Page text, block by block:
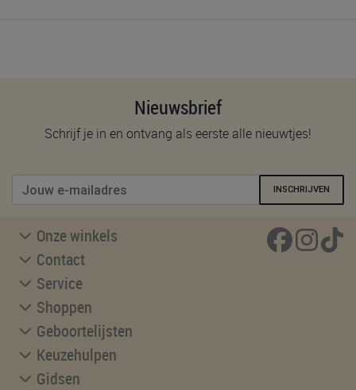
Nieuwsbrief
Schrijf je in en ontvang als eerste alle nieuwtjes!
INSCHRIJVEN
Onze winkels
Contact
Service
Shoppen
Geboortelijsten
Keuzehulpen
Gidsen